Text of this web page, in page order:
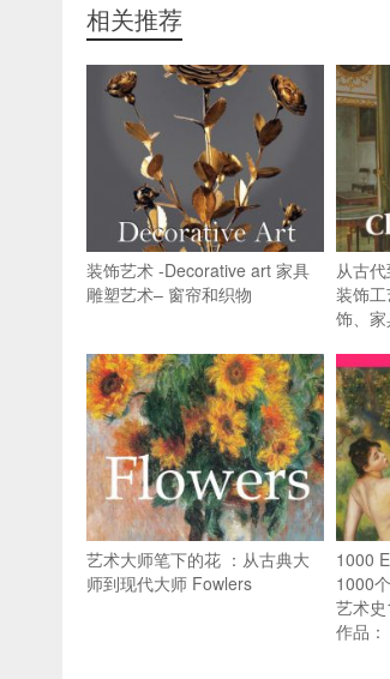
相关推荐
装饰艺术 -Decorative art 家具
雕塑艺术– 窗帘和织物
从古
装饰
饰、
艺术大师笔下的花 ：从古典大
师到现代大师 Fowlers
1000
1000
艺术
作品